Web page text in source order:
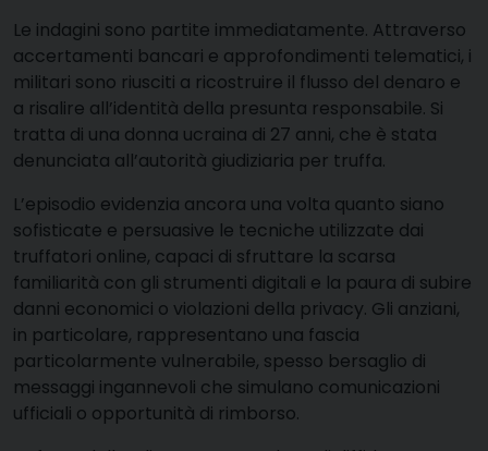
Le indagini sono partite immediatamente. Attraverso
accertamenti bancari e approfondimenti telematici, i
militari sono riusciti a ricostruire il flusso del denaro e
a risalire all’identità della presunta responsabile. Si
tratta di una donna ucraina di 27 anni, che è stata
denunciata all’autorità giudiziaria per truffa.
L’episodio evidenzia ancora una volta quanto siano
sofisticate e persuasive le tecniche utilizzate dai
truffatori online, capaci di sfruttare la scarsa
familiarità con gli strumenti digitali e la paura di subire
danni economici o violazioni della privacy. Gli anziani,
in particolare, rappresentano una fascia
particolarmente vulnerabile, spesso bersaglio di
messaggi ingannevoli che simulano comunicazioni
ufficiali o opportunità di rimborso.